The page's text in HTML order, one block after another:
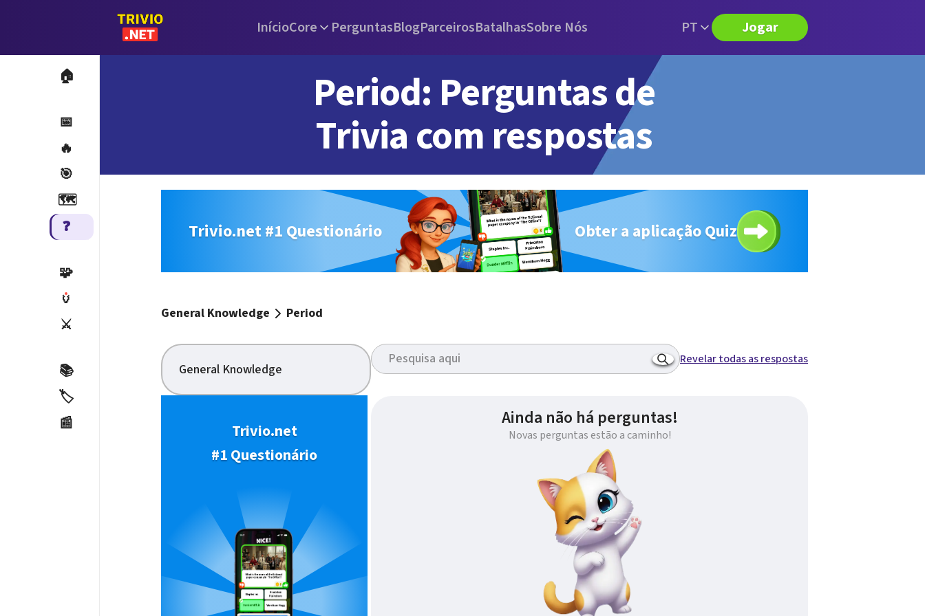
InícioCore PerguntasBlogParceirosBatalhasSobre Nós PT Jogar
🏠
📅
🔥
🎯
🗺️
❓
🧩
🏺
⚔️
📚
🏷️
📰
Period: Perguntas de
Trivia com respostas
Trivio.net #1 Questionário Obter a aplicação Quiz
General Knowledge Period
General Knowledge
Trivio.net
#1 Questionário
Revelar todas as respostas
Ainda não há perguntas!
Novas perguntas estão a caminho!